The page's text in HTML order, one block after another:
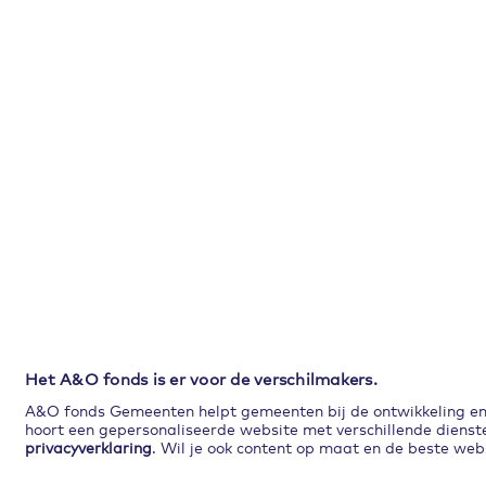
Het A&O fonds is er voor de verschilmakers.
A&O fonds Gemeenten helpt gemeenten bij de ontwikkeling
hoort een gepersonaliseerde website met verschillende
privacyverklaring . Wil je ook content op maat en de beste